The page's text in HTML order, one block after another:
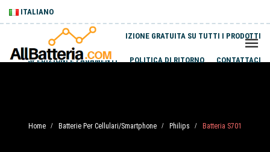
ITALIANO
SPEDIZIONE GRATUITA SU TUTTI I PRODOTTI
SPEDIZIONI E PAGAMENTI POLITICA DI RITORNO CONTATTACI
Home / Batterie Per Cellulari/Smartphone / Philips / Batteria S701